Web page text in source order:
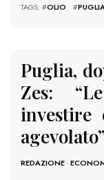
TAGS: #OLIO #
Puglia,
Zes:
investire
agevolato”
REDAZIONE-